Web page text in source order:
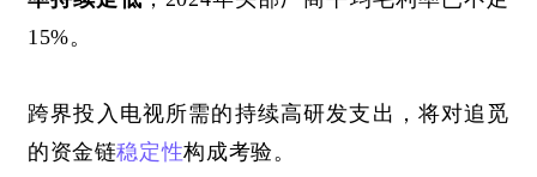
15%。
跨界投入电视所需的持续高研发支出，将对追觅
的资金链稳定性构成考验。